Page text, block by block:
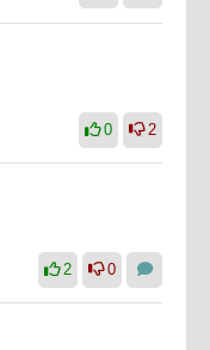
0 2
2 0